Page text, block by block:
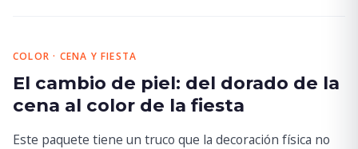
COLOR · CENA Y FIESTA
El cambio de piel: del dorado de la
cena al color de la fiesta
Este paquete tiene un truco que la decoración física no